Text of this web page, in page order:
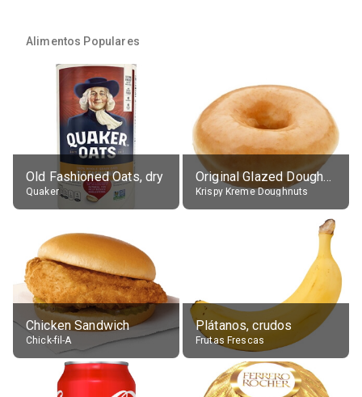
Alimentos Populares
Old Fashioned Oats, dry
Quaker
Original Glazed Doughnut
Krispy Kreme Doughnuts
Chicken Sandwich
Chick-fil-A
Plátanos, crudos
Frutas Frescas